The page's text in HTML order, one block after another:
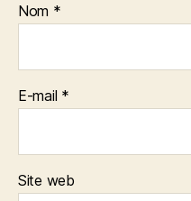
Nom *
E-mail *
Site web